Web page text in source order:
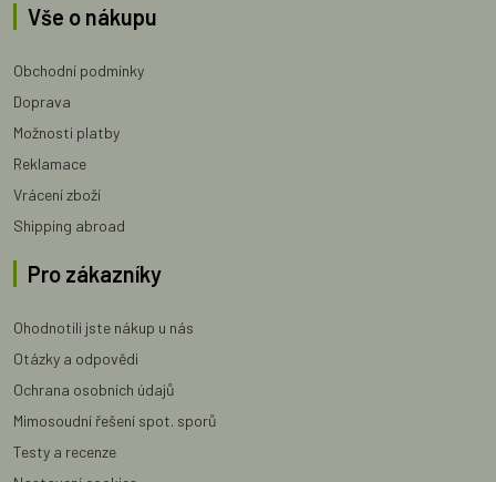
Vše o nákupu
Obchodní podmínky
Doprava
Možnosti platby
Reklamace
Vrácení zboží
Shipping abroad
Pro zákazníky
Ohodnotili jste nákup u nás
Otázky a odpovědi
Ochrana osobních údajů
Mimosoudní řešení spot. sporů
Testy a recenze